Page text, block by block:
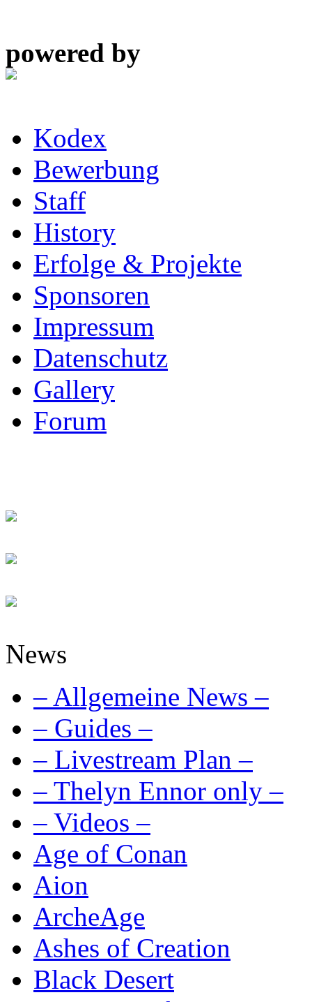
powered by
Kodex
Bewerbung
Staff
History
Erfolge & Projekte
Sponsoren
Impressum
Datenschutz
Gallery
Forum
News
– Allgemeine News –
– Guides –
– Livestream Plan –
– Thelyn Ennor only –
– Videos –
Age of Conan
Aion
ArcheAge
Ashes of Creation
Black Desert